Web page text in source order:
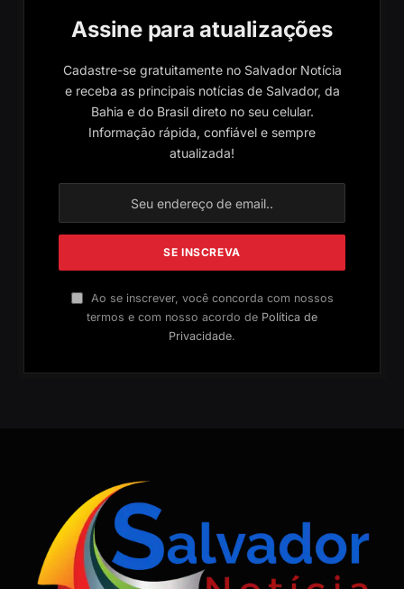
Assine para atualizações
Cadastre-se gratuitamente no Salvador Notícia
e receba as principais notícias de Salvador, da
Bahia e do Brasil direto no seu celular.
Informação rápida, confiável e sempre
atualizada!
Ao se inscrever, você concorda com nossos
termos e com nosso acordo de Política de
Privacidade.